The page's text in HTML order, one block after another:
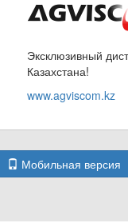
Эксклюзивный
Казахстана!
www.agviscom.kz
Мобильная версия